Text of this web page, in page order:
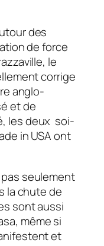
des
de force
le
corrige
anglo-
et de
les deux soi-
in USA ont
pas seulement
la chute de
sont aussi
même si
et